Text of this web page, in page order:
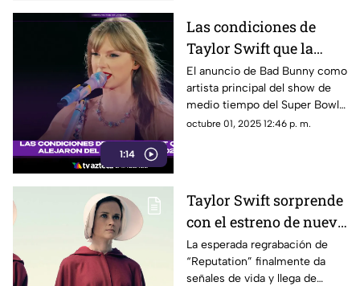
1:14
Las condiciones de
Taylor Swift que la
alejaron del Super
Bowl 2026
El anuncio de Bad Bunny como
artista principal del show de
medio tiempo del Super Bowl
LX abrió el debate.
octubre 01, 2025 12:46 p. m.
Taylor Swift sorprende
con el estreno de nuevo
tema en "The
Handmaid's Tale"
La esperada regrabación de
“Reputation” finalmente da
señales de vida y llega de